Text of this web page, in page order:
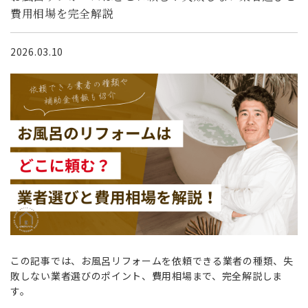
費用相場を完全解説
2026.03.10
この記事では、お風呂リフォームを依頼できる業者の種類、失
敗しない業者選びのポイント、費用相場まで、完全解説しま
す。